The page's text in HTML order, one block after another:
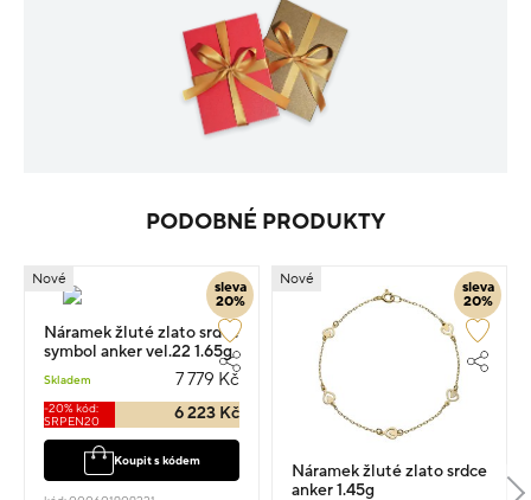
PODOBNÉ PRODUKTY
sleva
20%
Nové
Náramek žluté zlato srdce
symbol anker vel.22 1.65g
Skladem 7 779 Kč
-20% kód:
SRPEN20
6 223 Kč
Koupit s kódem
sleva
20%
Nové
Náramek žluté zlato srdce
anker 1.45g